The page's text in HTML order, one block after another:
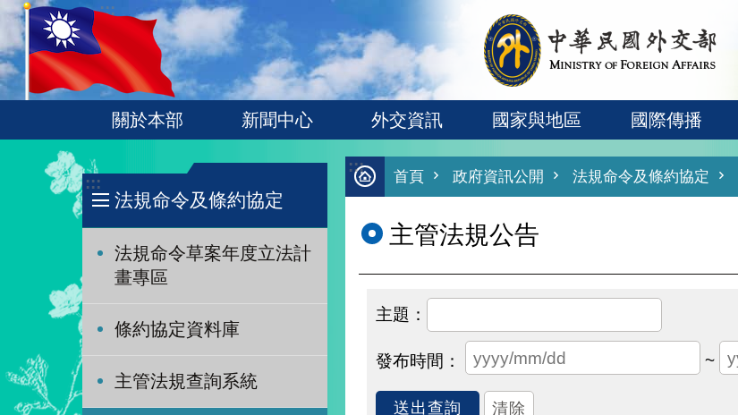
跳到主要內容區塊
:::
關於本部 新聞中心 外交資訊 國家與地區 國際傳播
:::
法規命令及條約協定
法規命令草案年度立法計
畫專區
條約協定資料庫
主管法規查詢系統
:::
首頁 政府資訊公開 法規命令及條約協定
主管法規公告
~